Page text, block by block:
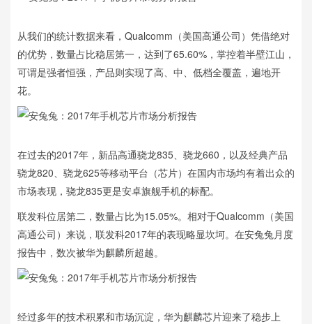
从我们的统计数据来看，Qualcomm（美国高通公司）凭借绝对
的优势，数量占比稳居第一，达到了65.60%，掌控着半壁江山，
可谓是强者恒强，产品则实现了高、中、低档全覆盖，遍地开
花。
在过去的2017年，新品高通骁龙835、骁龙660，以及经典产品
骁龙820、骁龙625等移动平台（芯片）在国内市场均有着出众的
市场表现，骁龙835更是安卓旗舰手机的标配。
联发科位居第二，数量占比为15.05%。相对于Qualcomm（美国
高通公司）来说，联发科2017年的表现略显坎坷。在安兔兔月度
报告中，数次被华为麒麟所超越。
经过多年的技术积累和市场沉淀，华为麒麟芯片迎来了稳步上